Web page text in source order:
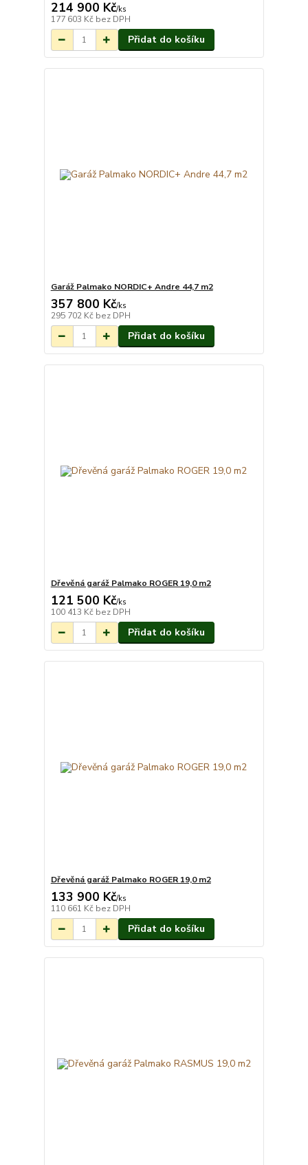
214 900 Kč/ks
177 603 Kč bez DPH
Přidat do košíku
Garáž Palmako NORDIC+ Andre 44,7 m2
357 800 Kč/ks
295 702 Kč bez DPH
Přidat do košíku
Dřevěná garáž Palmako ROGER 19,0 m2
121 500 Kč/ks
100 413 Kč bez DPH
Přidat do košíku
Dřevěná garáž Palmako ROGER 19,0 m2
133 900 Kč/ks
110 661 Kč bez DPH
Přidat do košíku